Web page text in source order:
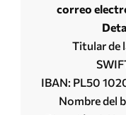
correo
Titular de
IBAN: PL50
Nombre del